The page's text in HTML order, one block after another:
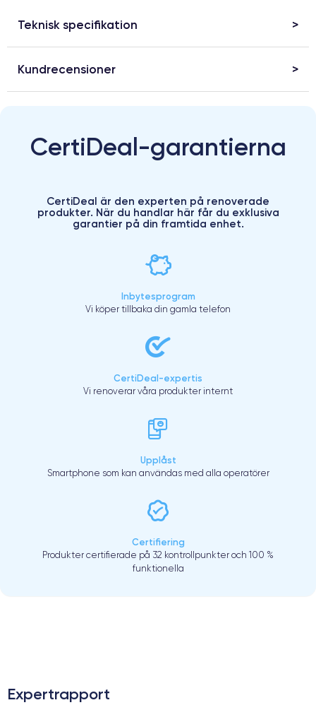
Teknisk specifikation
Kundrecensioner
CertiDeal-garantierna
CertiDeal är den experten på renoverade
produkter. När du handlar här får du exklusiva
garantier på din framtida enhet.
Inbytesprogram
Vi köper tillbaka din gamla telefon
CertiDeal-expertis
Vi renoverar våra produkter internt
Upplåst
Smartphone som kan användas med alla operatörer
Certifiering
Produkter certifierade på 32 kontrollpunkter och 100 %
funktionella
Expertrapport